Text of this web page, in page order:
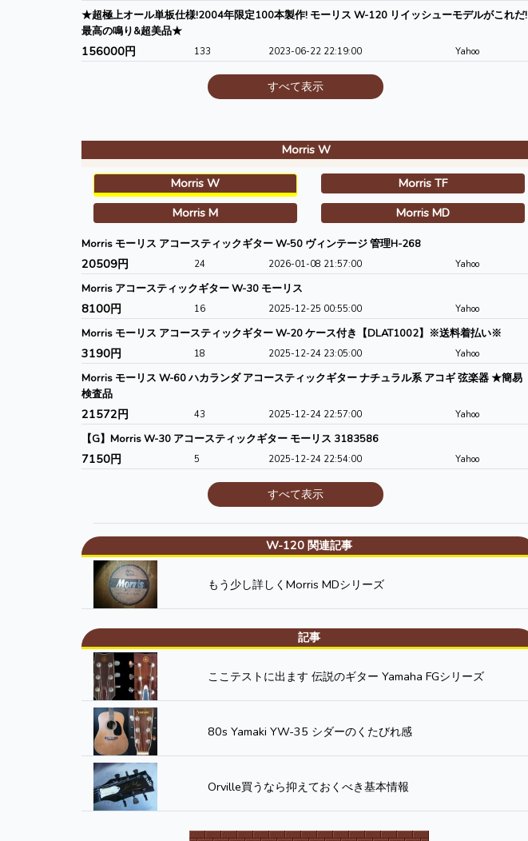
★超極上オール単板仕様!2004年限定100本製作! モーリス W-120 リイッシューモデルがこれだ!
最高の鳴り&超美品★
156000円 133 2023-06-22 22:19:00 Yahoo
すべて表示
Morris W
Morris W
Morris TF
Morris M
Morris MD
Morris モーリス アコースティックギター W-50 ヴィンテージ 管理H-268
20509円 24 2026-01-08 21:57:00 Yahoo
Morris アコースティックギター W-30 モーリス
8100円 16 2025-12-25 00:55:00 Yahoo
Morris モーリス アコースティックギター W-20 ケース付き【DLAT1002】※送料着払い※
3190円 18 2025-12-24 23:05:00 Yahoo
Morris モーリス W-60 ハカランダ アコースティックギター ナチュラル系 アコギ 弦楽器 ★簡易
検査品
21572円 43 2025-12-24 22:57:00 Yahoo
【G】Morris W-30 アコースティックギター モーリス 3183586
7150円 5 2025-12-24 22:54:00 Yahoo
すべて表示
W-120 関連記事
もう少し詳しくMorris MDシリーズ
記事
ここテストに出ます 伝説のギター Yamaha FGシリーズ
80s Yamaki YW-35 シダーのくたびれ感
Orville買うなら抑えておくべき基本情報